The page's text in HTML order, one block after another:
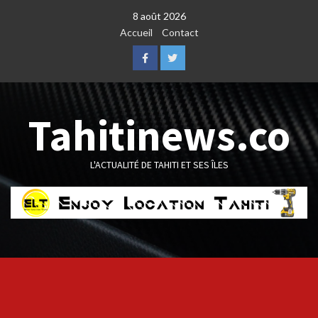
8 août 2026
Accueil
Contact
FacebookTwitter
Tahitinews.co
L'ACTUALITÉ DE TAHITI ET SES ÎLES